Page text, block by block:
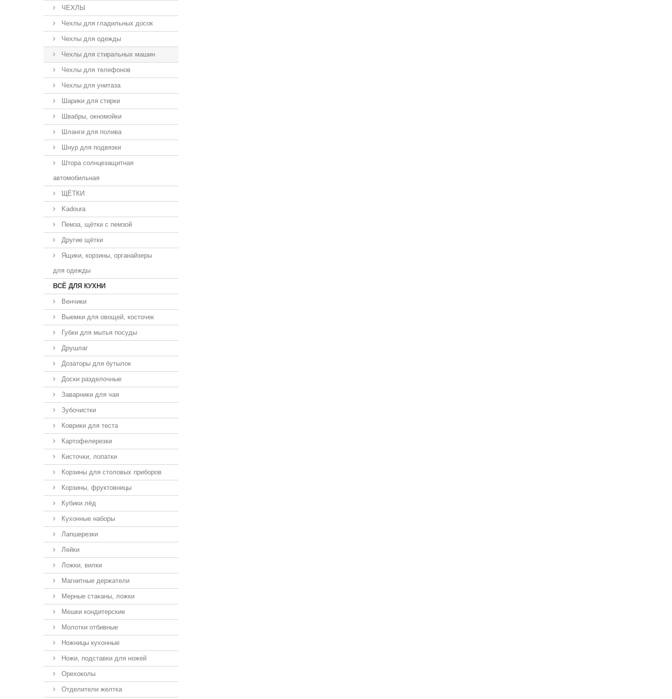
ЧЕХЛЫ
Чехлы для гладильных досок
Чехлы для одежды
Чехлы для стиральных машин
Чехлы для телефонов
Чехлы для унитаза
Шарики для стирки
Швабры, окномойки
Шланги для полива
Шнур для подвязки
Штора солнцезащитная
автомобильная
ЩЁТКИ
Kadoura
Пемза, щётки с пемзой
Другие щётки
Ящики, корзины, органайзеры
для одежды
ВСЁ ДЛЯ КУХНИ
Венчики
Выемки для овощей, косточек
Губки для мытья посуды
Друшлаг
Дозаторы для бутылок
Доски разделочные
Заварники для чая
Зубочистки
Коврики для теста
Картофелерезки
Кисточки, лопатки
Корзины для столовых приборов
Корзины, фруктовницы
Кубики лёд
Кухонные наборы
Лапшерезки
Лейки
Ложки, вилки
Магнитные держатели
Мерные стаканы, ложки
Мешки кондитерские
Молотки отбивные
Ножницы кухонные
Ножи, подставки для ножей
Орехоколы
Отделители желтка